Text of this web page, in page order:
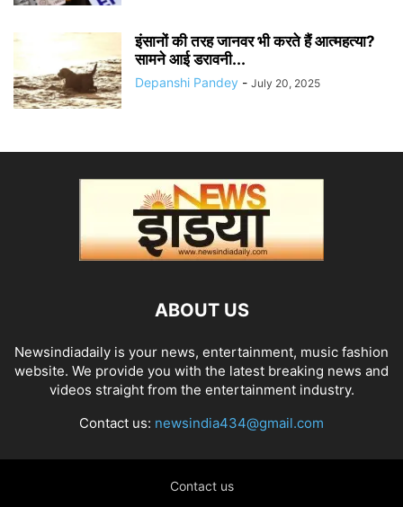
इंसानों की तरह जानवर भी करते हैं आत्महत्या?
सामने आई डरावनी...
Depanshi Pandey - July 20, 2025
ABOUT US
Newsindiadaily is your news, entertainment, music fashion
website. We provide you with the latest breaking news and
videos straight from the entertainment industry.
Contact us: newsindia434@gmail.com
Contact us